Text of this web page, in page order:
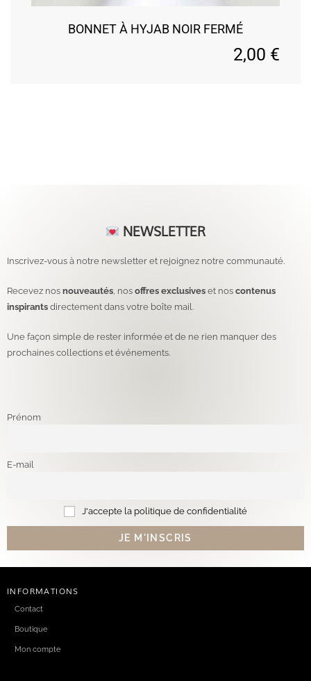
BONNET À HYJAB NOIR FERMÉ
2,00 €
NEWSLETTER
Inscrivez-vous à notre newsletter et rejoignez notre communauté.
Recevez nos nouveautés , nos offres exclusives et nos contenus
inspirants directement dans votre boîte mail.
Une façon simple de rester informée et de ne rien manquer des
prochaines collections et événements.
Prénom
E-mail
J'accepte la politique de confidentialité
INFORMATIONS
Contact
Boutique
Mon compte